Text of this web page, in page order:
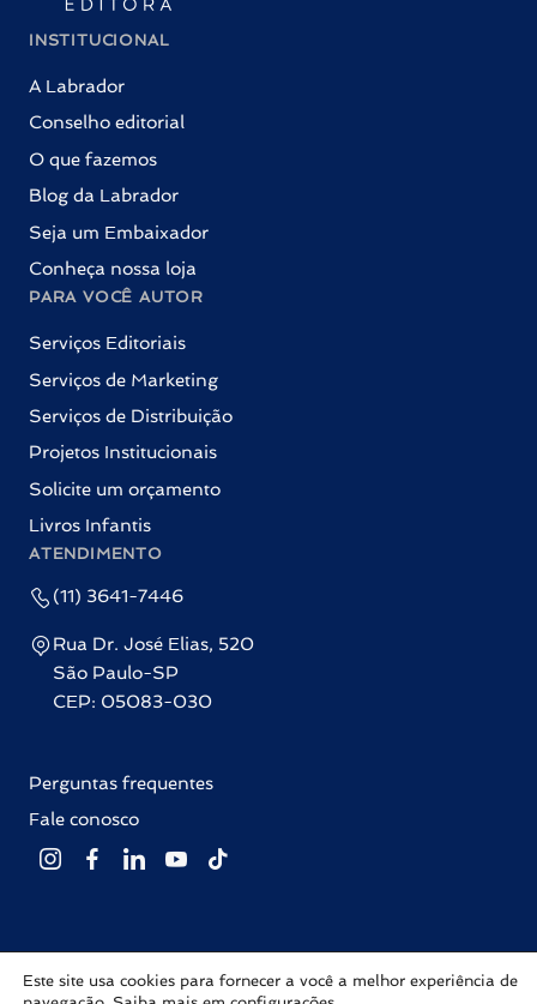
INSTITUCIONAL
A Labrador
Conselho editorial
O que fazemos
Blog da Labrador
Seja um Embaixador
Conheça nossa loja
PARA VOCÊ AUTOR
Serviços Editoriais
Serviços de Marketing
Serviços de Distribuição
Projetos Institucionais
Solicite um orçamento
Livros Infantis
ATENDIMENTO
(11) 3641-7446
Rua Dr. José Elias, 520
São Paulo-SP
CEP: 05083-030
Perguntas frequentes
Fale conosco
Editora Labrador © 2026 Todos os direitos reservados |
Política de
Este site usa cookies para fornecer a você a melhor experiência de